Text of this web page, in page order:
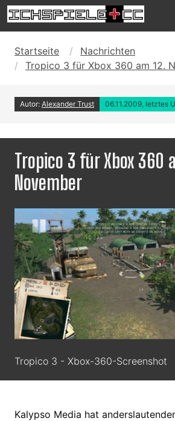
Startseite
Nachrichten
Tropico 3 für Xbox 360 am 12.
Autor: Alexander Trust 06.11.2009, letztes
Tropico 3 für Xbox 360
November
Tropico 3 - Xbox-360-Screenshot
Kalypso Media hat